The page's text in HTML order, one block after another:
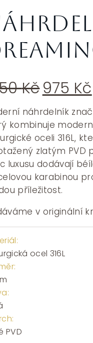
KčPůvodní
cena
byla:
1950
975 Kč
náhrdelník
kombinuje
oceli 316L,
zlatým PVD
luxusu dodávají
karabinou
příležitost.
v originální
ocel 316L
PVD